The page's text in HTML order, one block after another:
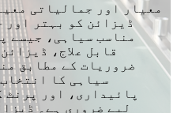
معیار اور جمالیاتی
ڈیزائن کو بہتر اور
مناسب سیاہی، جیسے
ضروریات کے مطابق
سیاہی کا
پائیداری، اور پرنٹ
لیے ضروری ہے۔